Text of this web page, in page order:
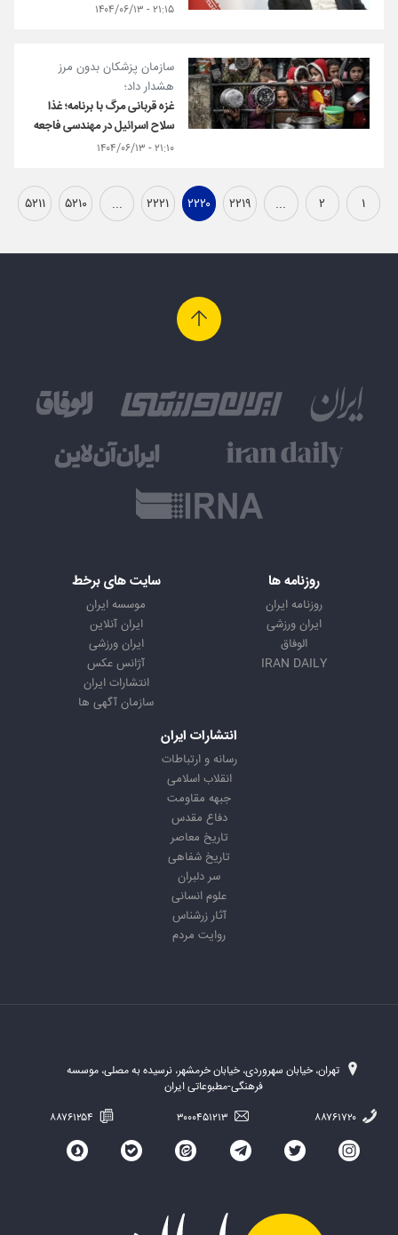
۲۱:۱۵ - ۱۴۰۴/۰۶/۱۳
سازمان پزشکان بدون مرز
هشدار داد؛
غزه قربانی مرگ با برنامه؛ غذا
سلاح اسرائیل در مهندسی فاجعه
۲۱:۱۰ - ۱۴۰۴/۰۶/۱۳
۱ ۲ ... ۲۲۱۹ ۲۲۲۰ ۲۲۲۱ ... ۵۲۱۰ ۵۲۱۱
روزنامه ها
روزنامه ایران
ایران ورزشی
الوفاق
IRAN DAILY
سایت های برخط
موسسه ایران
ایران آنلاین
ایران ورزشی
آژانس عکس
انتشارات ایران
سازمان آگهی ها
انتشارات ایران
رسانه و ارتباطات
انقلاب اسلامی
جبهه مقاومت
دفاع مقدس
تاریخ معاصر
تاریخ شفاهی
سر دلبران
علوم انسانی
آثار زرشناس
روایت مردم
تهران، خیابان سهروردی، خیابان خرمشهر، نرسیده به مصلی، موسسه
فرهنگی-مطبوعاتی ایران